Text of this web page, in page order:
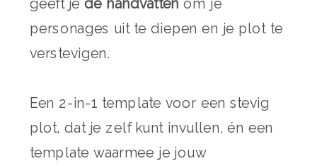
geeft jede handvatten om je
personages uit te diepen en je plot te
verstevigen.
Een 2-in-1 template voor een stevig
plot, dat je zelf kunt invullen, én een
template waarmee je jouw